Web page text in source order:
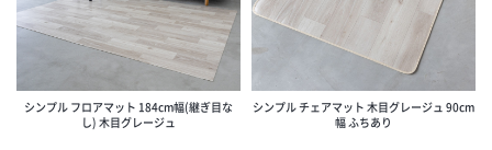
シンプル フロアマット 184cm幅(継ぎ目な
し) 木目グレージュ
シンプル チェアマット 木目グレージュ 90cm
幅 ふちあり